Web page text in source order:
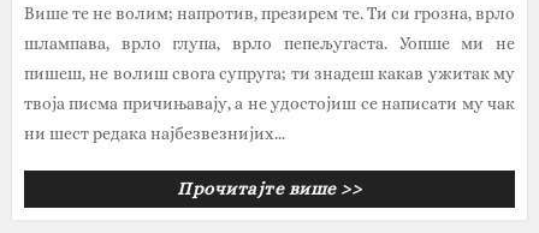
Више те не волим; напротив, презирем те. Ти си грозна, врло
шлампава, врло глупа, врло пепељугаста. Уопше ми не
пишеш, не волиш свога супруга; ти знадеш какав ужитак му
твоја писма причињавају, а не удостојиш се написати му чак
ни шест редака најбезвезнијих...
Прочитајте више >>